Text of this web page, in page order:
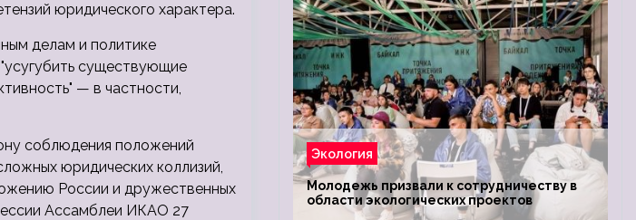
юридического характера.
делам и политике
существующие
— в частности,
соблюдения положений
юридических коллизий,
России и дружественных
Ассамблеи ИКАО 27
Экология
Молодежь призвали к сотрудничеству в
области экологических проектов